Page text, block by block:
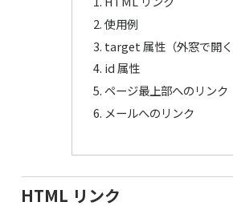
使用例
target 属性（外窓で開く
id 属性
ページ最上部へのリンク
メールへのリンク
HTML リンク